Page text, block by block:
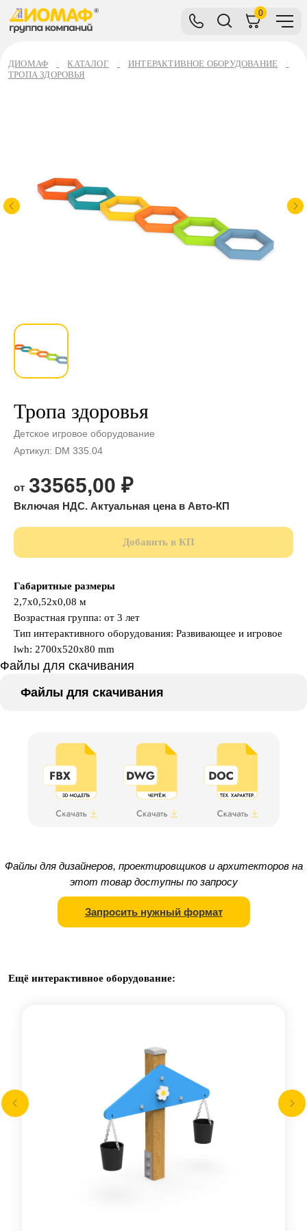
0
ДИОМАФ КАТАЛОГ
ИНТЕРАКТИВНОЕ ОБОРУДОВАНИЕ
ТРОПА ЗДОРОВЬЯ
Тропа здоровья
Детское игровое оборудование
Артикул: DM 335.04
33565,00 ₽
Добавить в КП
Габаритные размеры
2,7х0,52х0,08 м
Возрастная группа: от 3 лет
Тип интерактивного оборудования: Развивающее и игровое
lwh: 2700x520x80 mm
Файлы для скачивания
Файлы для скачивания
Файлы для дизайнеров, проектировщиков и архитекторов на
этот товар доступны по запросу
Запросить нужный формат
Ещё интерактивное оборудование: